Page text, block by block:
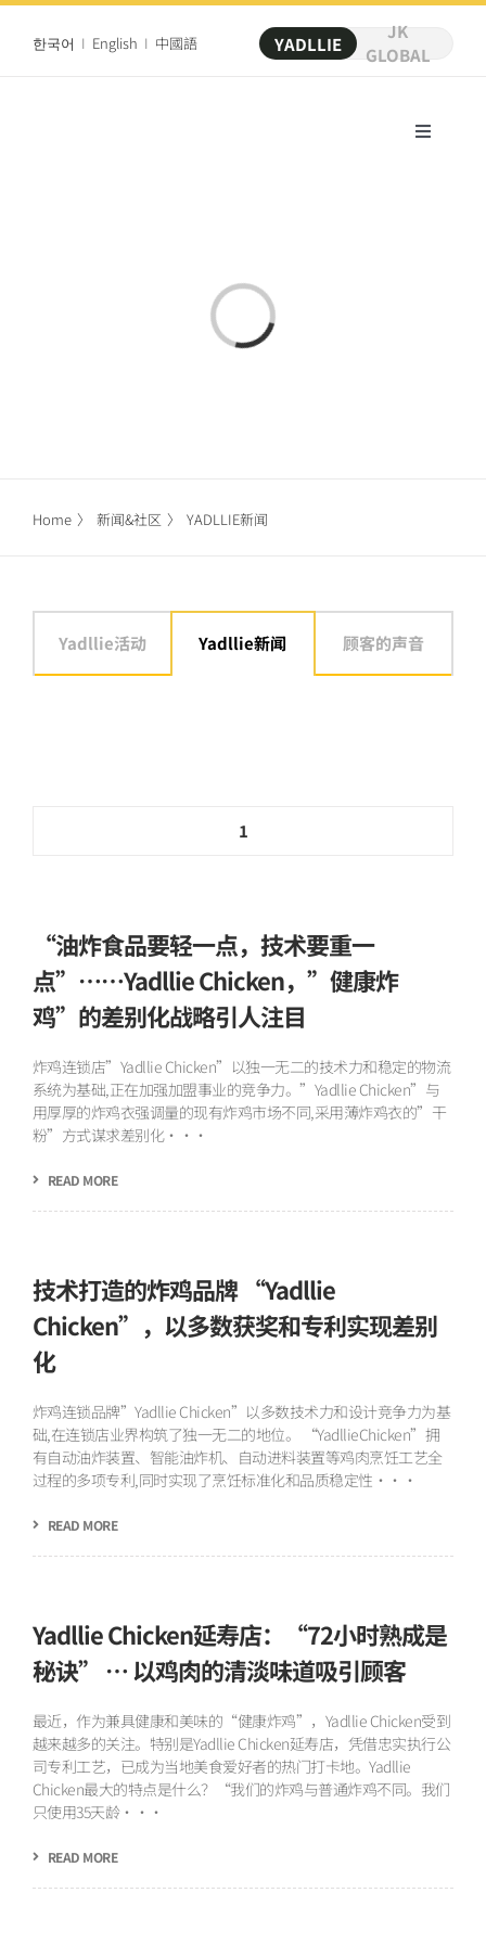
Skip
content한국어 I English I 中國語 YADLLIE
JK
GLOBAL
Toggle
Loading...
Home 新闻&社区 YADLLIE新闻
Yadllie活动 Yadllie新闻 顾客的声音
1
“油炸食品要轻一点，技术要重一
点”……Yadllie Chicken，”健康炸
鸡”的差别化战略引人注目
炸鸡连锁店”Yadllie Chicken”以独一无二的技术力和稳定的物流
系统为基础,正在加强加盟事业的竞争力。”Yadllie Chicken”与
用厚厚的炸鸡衣强调量的现有炸鸡市场不同,采用薄炸鸡衣的”干
粉”方式谋求差别化···
READ MORE
技术打造的炸鸡品牌 “Yadllie
Chicken”，以多数获奖和专利实现差别
化
炸鸡连锁品牌”Yadllie Chicken”以多数技术力和设计竞争力为基
础,在连锁店业界构筑了独一无二的地位。 “YadllieChicken”拥
有自动油炸装置、智能油炸机、自动进料装置等鸡肉烹饪工艺全
过程的多项专利,同时实现了烹饪标准化和品质稳定性···
READ MORE
Yadllie Chicken延寿店：“72小时熟成是
秘诀” … 以鸡肉的清淡味道吸引顾客
最近，作为兼具健康和美味的“健康炸鸡”，Yadllie Chicken受到
越来越多的关注。特别是Yadllie Chicken延寿店，凭借忠实执行公
司专利工艺，已成为当地美食爱好者的热门打卡地。Yadllie
Chicken最大的特点是什么？“我们的炸鸡与普通炸鸡不同。我们
只使用35天龄···
READ MORE